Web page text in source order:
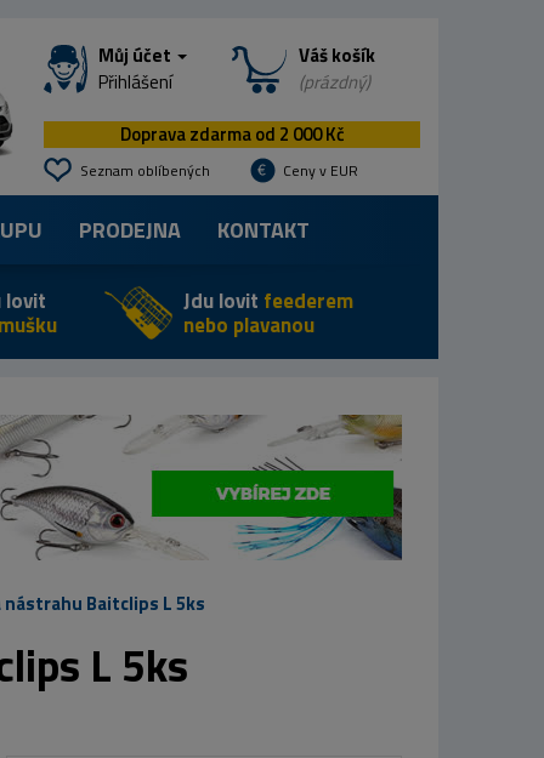
Můj účet
Přihlášení
Váš košík
(prázdný)
Doprava zdarma od 2 000 Kč
Seznam oblíbených Ceny v EUR
PRODEJNA KONTAKT
lovit Jdu lovit feederem
nebo plavanou
nástrahu Baitclips L 5ks
L 5ks